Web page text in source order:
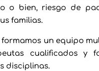
o bien, riesgo de
familias.
formamos un equipo
cualificados y
disciplinas.